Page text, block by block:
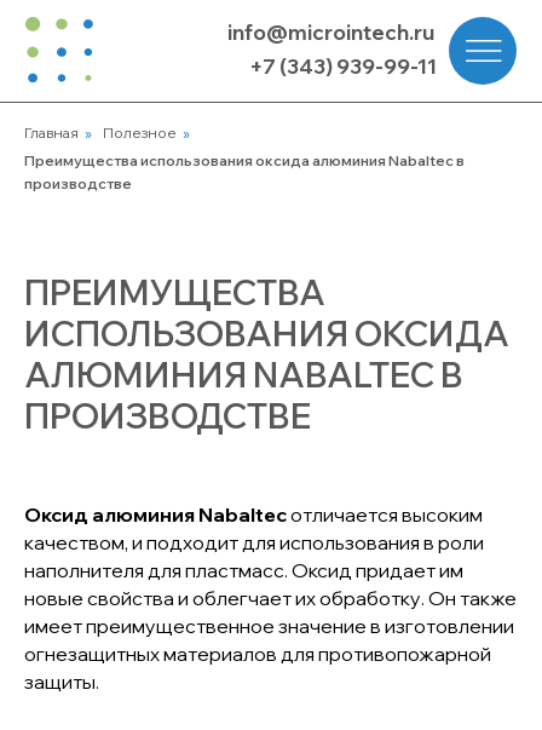
info@microintech.ru
+7 (343) 939-99-11
Главная » Полезное »
Преимущества использования оксида алюминия Nabaltec в
производстве
ПРЕИМУЩЕСТВА
ИСПОЛЬЗОВАНИЯ ОКСИДА
АЛЮМИНИЯ NABALTEC В
ПРОИЗВОДСТВЕ
Оксид алюминия Nabaltecотличается высоким
качеством, и подходит для использования в роли
наполнителя для пластмасс. Оксид придает им
новые свойства и облегчает их обработку. Он также
имеет преимущественное значение в изготовлении
огнезащитных материалов для противопожарной
защиты.